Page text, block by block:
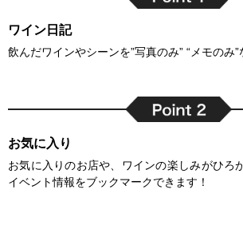
ワイン日記
飲んだワインやシーンを”写真のみ” “メモのみ
お気に入り
お気に入りのお店や、ワインの楽しみがひろ
イベント情報をブックマークできます！